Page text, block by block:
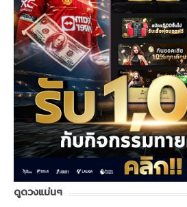
ดูดวงแม่นๆ